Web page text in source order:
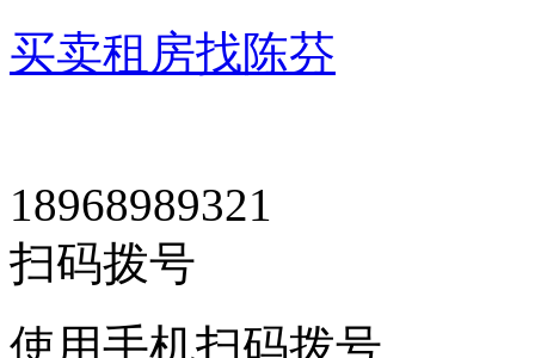
买卖租房找陈芬
18968989321
扫码拨号
使用手机扫码拨号